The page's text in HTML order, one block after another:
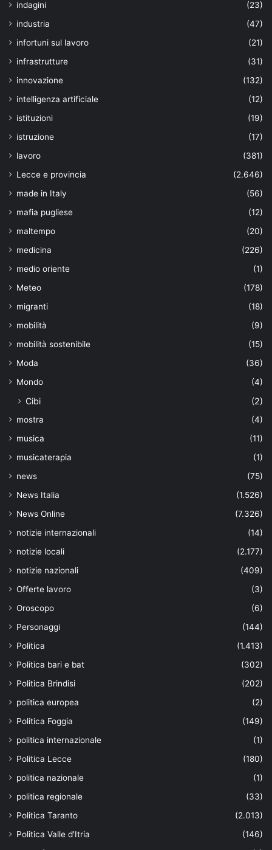
indagini
(23)
industria
(47)
infortuni sul lavoro
(21)
infrastrutture
(31)
innovazione
(132)
intelligenza artificiale
(12)
istituzioni
(19)
istruzione
(17)
lavoro
(381)
Lecce e provincia
(2.646)
made in Italy
(56)
mafia pugliese
(12)
maltempo
(20)
medicina
(226)
medio oriente
(1)
Meteo
(178)
migranti
(18)
mobilità
(9)
mobilità sostenibile
(15)
Moda
(36)
Mondo
(4)
Cibi (2)
mostra
(4)
musica
(11)
musicaterapia
(1)
news
(75)
News Italia
(1.526)
News Online
(7.326)
notizie internazionali
(14)
notizie locali
(2.177)
notizie nazionali
(409)
Offerte lavoro
(3)
Oroscopo
(6)
Personaggi
(144)
Politica
(1.413)
Politica bari e bat
(302)
Politica Brindisi
(202)
politica europea
(2)
Politica Foggia
(149)
politica internazionale
(1)
Politica Lecce
(180)
politica nazionale
(1)
politica regionale
(33)
Politica Taranto
(2.013)
Politica Valle d'Itria
(146)